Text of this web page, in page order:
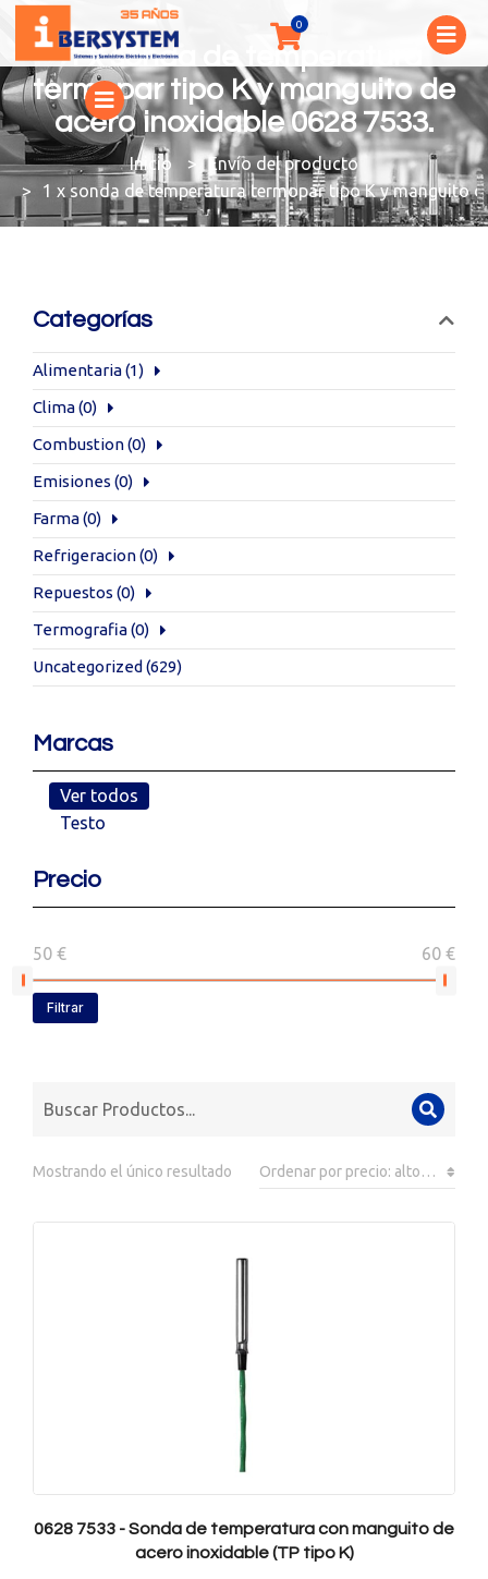
1 x sonda de temperatura
termopar tipo K y manguito de
acero inoxidable 0628 7533.
You are here:
Envío del producto
1 x sonda de temperatura termopar tipo K y manguito
Categorías
Alimentaria(1)
Clima(0)
Combustion(0)
Emisiones (0)
Farma(0)
Refrigeracion(0)
Repuestos (0)
Termografia(0)
Uncategorized (629)
Marcas
Ver todos
Testo
Precio
50 € 60 €
Filtrar
Mostrando el único resultado
0628 7533 - Sonda de temperatura con manguito de
acero inoxidable (TP tipo K)